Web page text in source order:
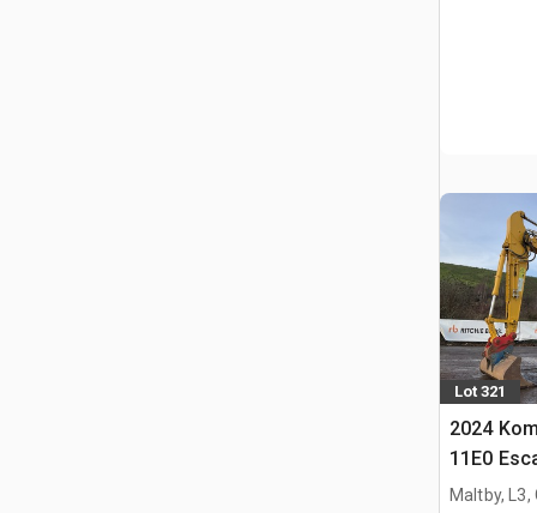
Lot 321
2024
11E0
Maltby, L3,